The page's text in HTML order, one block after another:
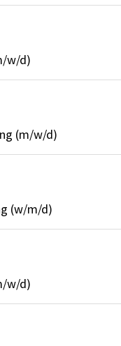
w/d)
(m/w/d)
(w/m/d)
w/d)